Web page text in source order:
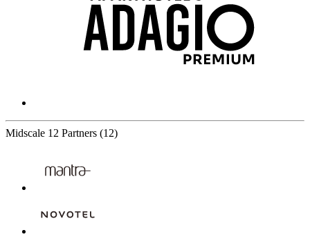
Midscale 12 Partners (12)